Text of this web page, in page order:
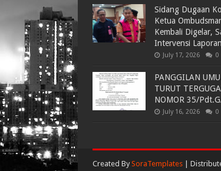
Sidang Dugaan
Ketua
Kembali Digelar,
Intervensi Laporan
July 17, 2026 0
PANGGILAN
TURUT
NOMOR 35/
July 16, 2026 0
Created By SoraTemplates |